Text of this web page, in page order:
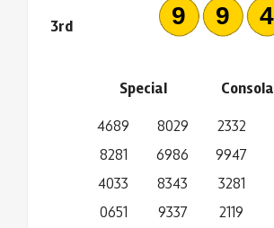
3rd
Special
4689
8281
4033
0651
8029
6986
8343
9337
2332
9947
3281
2119